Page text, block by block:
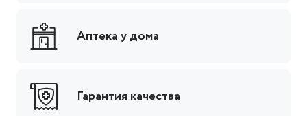
Аптека у дома
Гарантия качества